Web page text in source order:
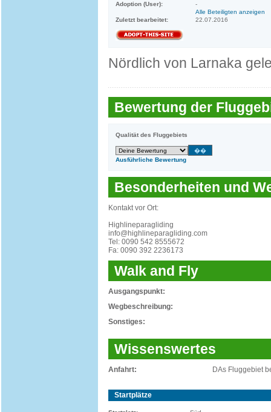
Adoption (User):
-
Alle Beteiligten anzeigen
Zuletzt bearbeitet:
22.07.2016
Nördlich von Larnaka
Bewertung der
Qualität des Fluggebiets
Ausführliche Bewertung
Besonderheiten und
Kontakt vor Ort:
Highlineparagliding
info@highlineparagliding.com
Tel: 0090 542 8555672
Fa: 0090 392 2236173
Walk and Fly
Ausgangspunkt:
Wegbeschreibung:
Sonstiges:
Wissenswertes
Anfahrt: DAs Fluggebiet
Startplätze